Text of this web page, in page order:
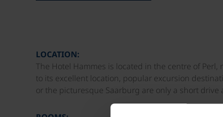
LOCATION:
The Hotel Hammes is located in the centre of
to its excellent location, popular excursion
or the picturesque Saarburg are only a short drive